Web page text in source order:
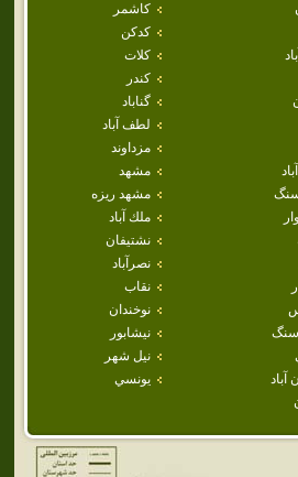
كاشمر
كدكن
كلات
كندر
گناباد
لطف آباد
مزداوند
مشهد
مشهد ريزه
ملك آباد
نشتيفان
نصرآباد
نقاب
نوخندان
سنگ
نيشابور
نيل شهر
يونسي